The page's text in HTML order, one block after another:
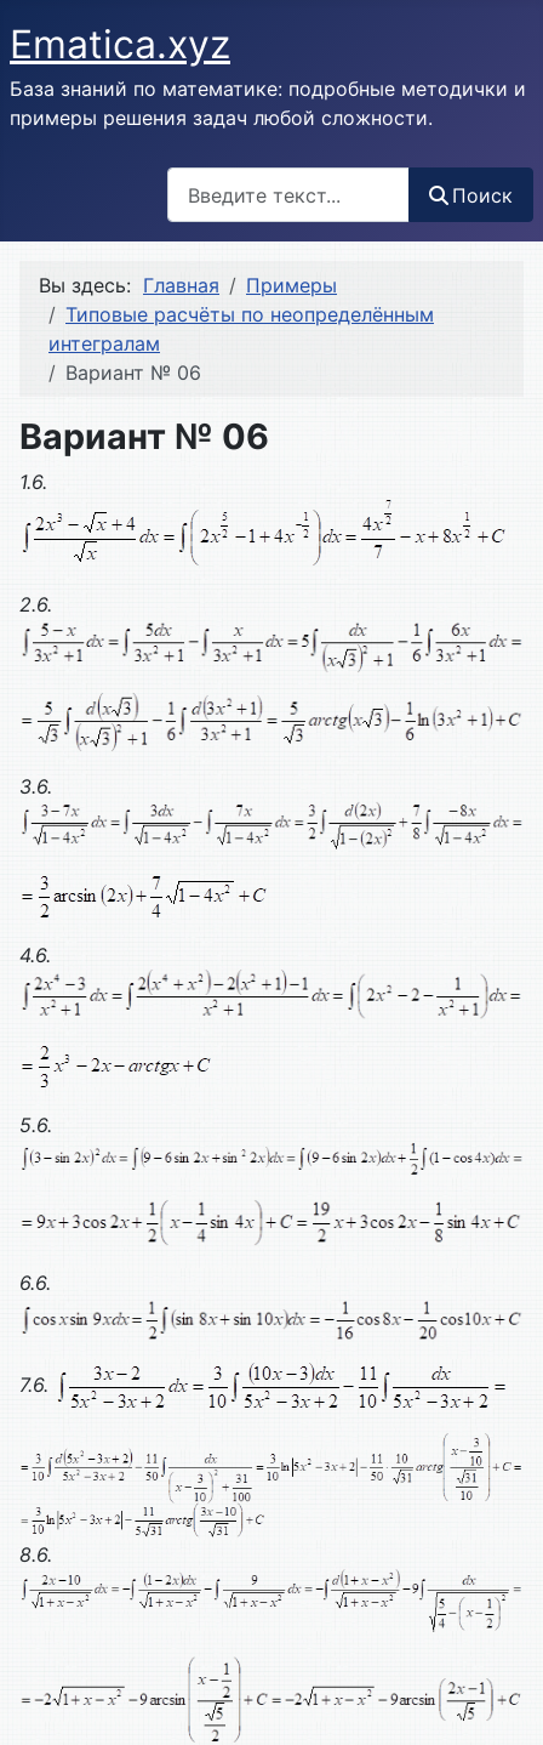
Ematica.xyz
База знаний по математике: подробные методички и
примеры решения задач любой сложности.
Поиск
Вы здесь: Главная
Примеры
Типовые расчёты по неопределённым
интегралам
Вариант № 06
Вариант № 06
1.6.
2.6.
3.6.
4.6.
5.6.
6.6.
7.6.
8.6.